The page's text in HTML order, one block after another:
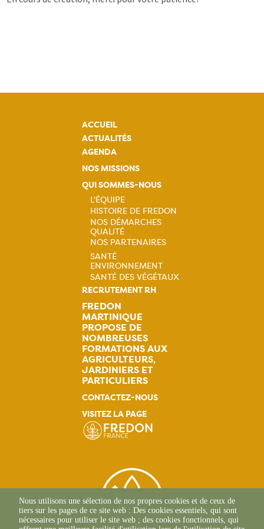
ACCUEIL
ACTUALITÉS
AGENDA
NOS MISSIONS
QUI SOMMES-NOUS
Navigation
principale
L'ÉQUIPE
HISTOIRE DE FREDON
NOS DÉMARCHES
QUALITÉ
NOS PARTENAIRES
Navigation
principale
SANTÉ
ENVIRONNEMENT
SANTÉ DES VÉGÉTAUX
RECRUTEMENT RH
FREDON
MARTINIQUE
PROPOSE DE
NOMBREUSES
FORMATIONS AUX
AGRICULTEURS,
JARDINIERS ET
PARTICULIERS
CONTACTEZ-NOUS
VISITEZ LA PAGE
Nous utilisons une sélection de nos propres cookies et de ceux de
tiers sur les pages de ce site web : Des cookies essentiels, qui sont
nécessaires pour utiliser le site web ; des cookies fonctionnels, qui